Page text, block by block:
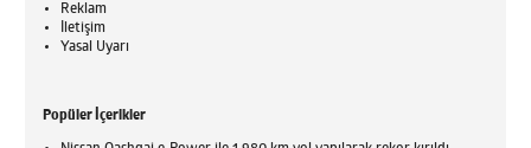
Reklam
İletişim
Yasal Uyarı
Popüler İçerikler